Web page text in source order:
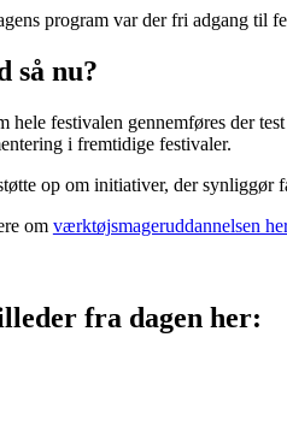
program var der fri adgang til
så nu?
hele festivalen gennemføres der
i fremtidige festivaler.
op om initiativer, der synliggør
om værktøjsmageruddannelsen
fra dagen her: